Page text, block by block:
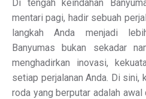
Di tengah keindahan
mentari pagi, hadir sebuah
langkah Anda menjadi
Banyumas bukan sekadar
menghadirkan inovasi,
setiap perjalanan Anda. Di sini,
roda yang berputar adalah